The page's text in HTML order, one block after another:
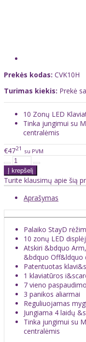
Prekės kodas: CVK10H
Turimas kiekis: Prekė
10 Zonų LED
Tinka jungimui su
centralėmis
€4721 su PVM
Turite klausimų apie šią
Aprašymas
Palaiko StayD
10 zonų LED
Atskiri &bdquo
&bdquo Off&ldquo
Patentuotas
1 klaviatūros
7 vieno
3 panikos aliarmai
Reguliuojamas
Jungiama 4 laidų
Tinka jungimui su
centralėmis